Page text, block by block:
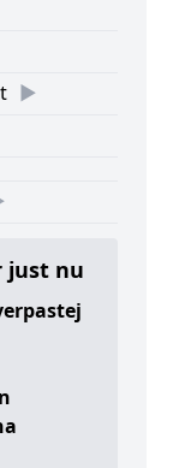
just nu